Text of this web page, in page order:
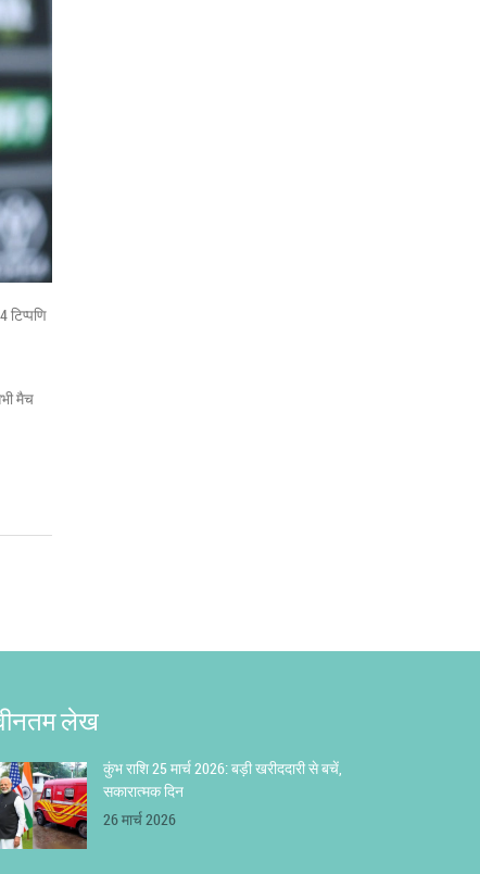
टिप्पणि
मैच
लेख
कुंभ राशि 25 मार्च 2026: बड़ी खरीददारी से बचें,
सकारात्मक दिन
26 मार्च 2026